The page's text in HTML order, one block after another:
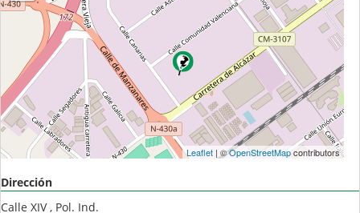
Leaflet| ©OpenStreetMapcontributors
Dirección
Calle XIV , Pol. Ind.